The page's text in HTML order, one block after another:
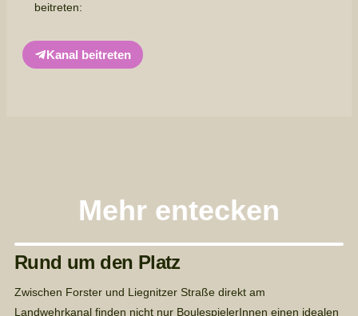
beitreten:
Kanal beitreten
Mehr entecken
Rund um den Platz
Zwischen Forster und Liegnitzer Straße direkt am
Landwehrkanal finden nicht nur BoulespielerInnen einen idealen